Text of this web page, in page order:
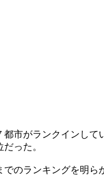
都市がランクインし
った。
でのランキングを明